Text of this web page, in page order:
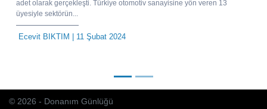
adet olarak gerçekleşti. Türkiye otomotiv sanayisine yön veren 13
üyesiyle sektörün...
Ecevit BIKTIM | 11 Şubat 2024
© 2026 - Donanım Günlüğü